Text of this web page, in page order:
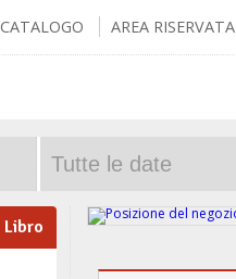
CATALOGO AREA RISERVATA
Libro